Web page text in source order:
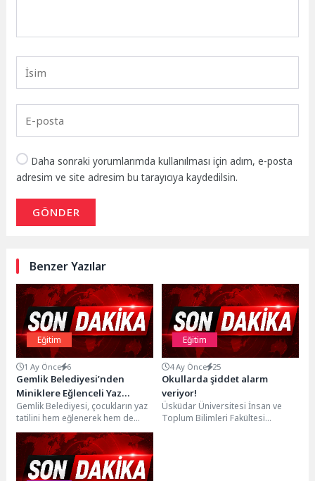
Daha sonraki yorumlarımda kullanılması için adım, e-posta
adresim ve site adresim bu tarayıcıya kaydedilsin.
GÖNDER
Benzer Yazılar
Eğitim
1 Ay Önce 6
Gemlik Belediyesi’nden
Miniklere Eğlenceli Yaz
Programları
Gemlik Belediyesi, çocukların yaz
tatilini hem eğlenerek hem de
öğrenerek değerlendirebilmeleri
amacıyla düzenlediği Ebeveynsiz
Çocuk...
Eğitim
4 Ay Önce 25
Okullarda şiddet alarm
veriyor!
Üsküdar Üniversitesi İnsan ve
Toplum Bilimleri Fakültesi